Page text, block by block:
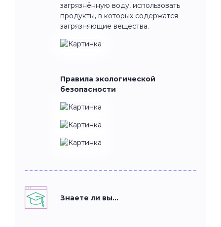
загрязнённую воду, использовать
продукты, в которых содержатся
загрязняющие вещества.
Правила экологической
безопасности
Знаете ли вы…